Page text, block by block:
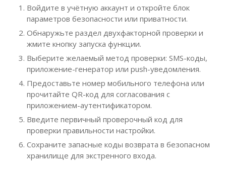
Войдите в учётную аккаунт и откройте блок
параметров безопасности или приватности.
Обнаружьте раздел двухфакторной проверки и
жмите кнопку запуска функции.
Выберите желаемый метод проверки: SMS-коды,
приложение-генератор или push-уведомления.
Предоставьте номер мобильного телефона или
прочитайте QR-код для согласования с
приложением-аутентификатором.
Введите первичный проверочный код для
проверки правильности настройки.
Сохраните запасные коды возврата в безопасном
хранилище для экстренного входа.